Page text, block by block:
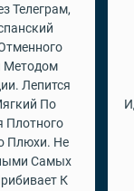
Телеграм,
Методом
Лепится
По
Плотного
Плюхи. Не
Самых
К